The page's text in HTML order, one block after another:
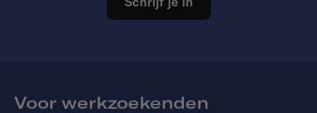
Voor werkzoekenden